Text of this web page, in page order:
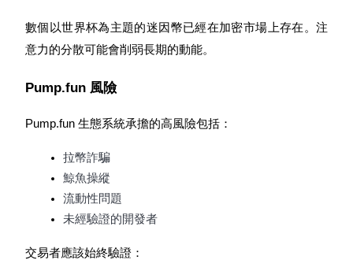
數個以世界杯為主題的迷因幣已經在加密市場上存在。注
意力的分散可能會削弱長期的動能。
Pump.fun 風險
Pump.fun 生態系統承擔的高風險包括：
拉幣詐騙
鯨魚操縱
流動性問題
未經驗證的開發者
交易者應該始終驗證：